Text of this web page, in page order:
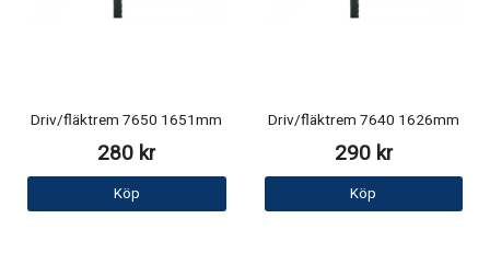
Driv/fläktrem 7650 1651mm
280 kr
Köp
Driv/fläktrem 7640 1626mm
290 kr
Köp